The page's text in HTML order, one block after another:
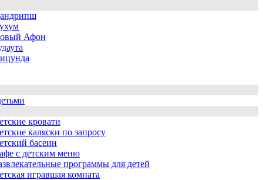
Афон
кровати
каляски по запросу
басеин
с детским меню
программы для детей
игравшая комната